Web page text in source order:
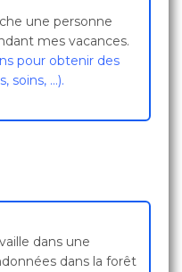
une personne
mes vacances.
pour obtenir des
soins, …).
dans une
dans la forêt